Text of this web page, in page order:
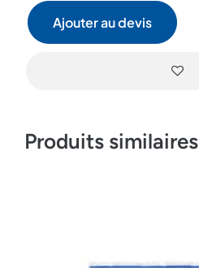
Ajouter au devis
Produits similaires